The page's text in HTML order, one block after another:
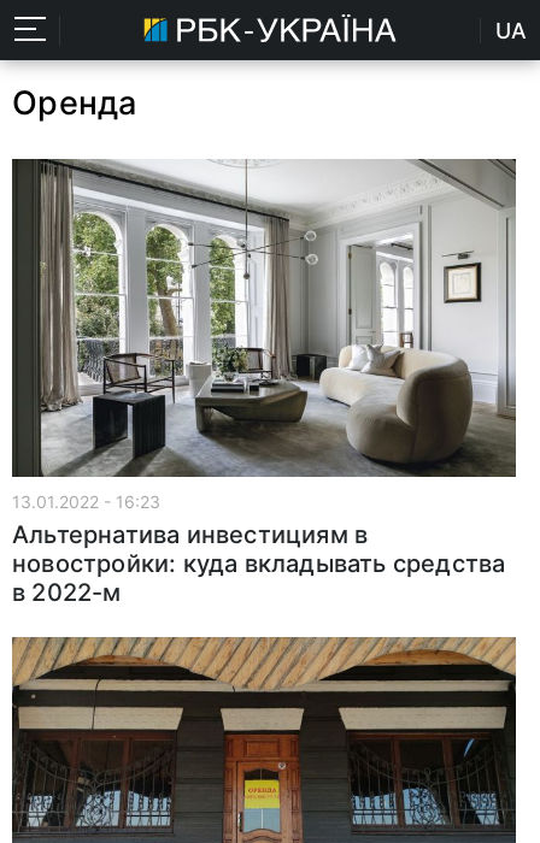
UA
Оренда
13.01.2022 - 16:23
Альтернатива инвестициям в
новостройки: куда вкладывать средства
в 2022-м